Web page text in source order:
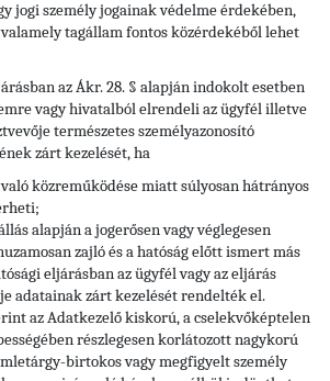
jogi személy jogainak védelme érdekében,
tagállam fontos közérdekéből lehet
az Ákr. 28. § alapján indokolt esetben
vagy hivatalból elrendeli az ügyfél illetve
természetes személyazonosító
zárt kezelését, ha
közreműködése miatt súlyosan hátrányos
alapján a jogerősen vagy véglegesen
zajló és a hatóság előtt ismert más
eljárásban az ügyfél vagy az eljárás
adatainak zárt kezelését rendelték el.
az Adatkezelő kiskorú, a cselekvőképtelen
részlegesen korlátozott nagykorú
birtokos vagy megfigyelt személy